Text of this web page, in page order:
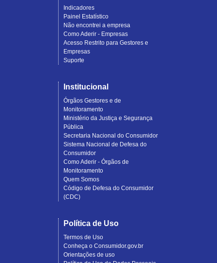
Indicadores
Painel Estatístico
Não encontrei a empresa
Como Aderir - Empresas
Acesso Restrito para Gestores e
Empresas
Suporte
Institucional
Órgãos Gestores e de
Monitoramento
Ministério da Justiça e Segurança
Pública
Secretaria Nacional do Consumidor
Sistema Nacional de Defesa do
Consumidor
Como Aderir - Órgãos de
Monitoramento
Quem Somos
Código de Defesa do Consumidor
(CDC)
Política de Uso
Termos de Uso
Conheça o Consumidor.gov.br
Orientações de uso